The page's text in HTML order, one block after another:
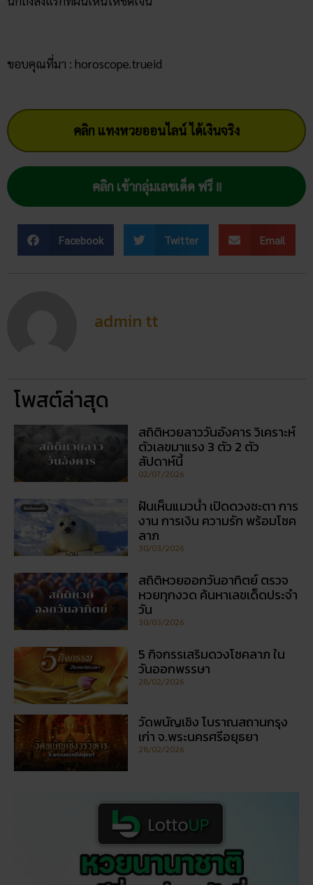
ขอบคุณที่มา : horoscope.trueid
คลิก แทงหวยออนไลน์ ได้เงินจริง
คลิก เข้ากลุ่มเลขเด็ด ฟรี !!
Facebook Twitter Email
admin tt
โพสต์ล่าสุด
สถิติหวยลาววันอังคาร วิเคราะห์
ตัวเลขมาแรง 3 ตัว 2 ตัว
สัปดาห์นี้
02/07/2026
ฝันเห็นแมวน้ำ เปิดดวงชะตา การ
งาน การเงิน ความรัก พร้อมโชค
ลาภ
30/03/2026
สถิติหวยออกวันอาทิตย์ ตรวจ
หวยทุกงวด ค้นหาเลขเด็ดประจำ
วัน
30/03/2026
5 กิจกรรเสริมดวงโชคลาภ ใน
วันออกพรรษา
28/02/2026
วัดพนัญเชิง โบราณสถานกรุง
เก่า จ.พระนครศรีอยุธยา
28/02/2026